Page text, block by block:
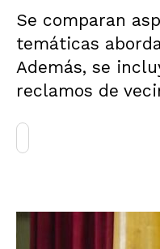
Se comparan
temáticas
Además, se
reclamos de